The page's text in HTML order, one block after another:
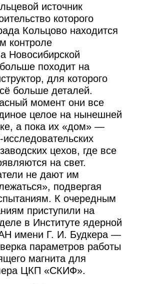
источник
которого
Кольцово находится
контроле
Новосибирской
походит на
для которого
больше деталей.
момент они все
целое на нынешней
а пока их «дом» —
цехов, где все
на свет.
не дают им
подвергая
К очередным
приступили на
в Институте ядерной
имени Г. И. Будкера —
параметров работы
магнита для
ЦКП «СКИФ».